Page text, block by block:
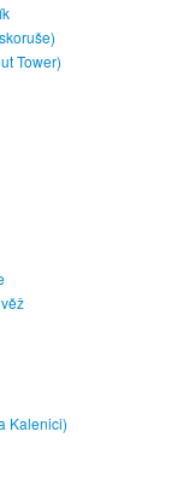
Tower)
Kalenici)